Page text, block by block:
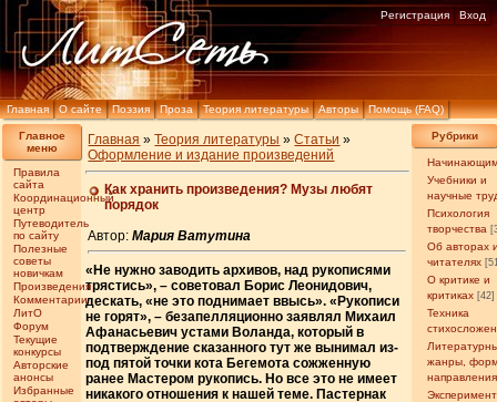
Главная О сайте Поэзия Проза Теория литературы Авторы Помощь (FAQ)
Регистрация Вход
Главное
меню
Правила
сайта
Координационный
центр
Путеводитель
по сайту
Полезные
советы
новичкам
Произведения
Комментарии
ЛитО
Форум
Текущие
конкурсы
Авторские
анонсы
Избранные
Рубрики
Учебники и
научные
Психология
творчества
Об авторах
читателях
О критике и
критиках [42]
Техника
жанры,
направления
Главная »Теория литературы »Статьи »
Оформление и издание произведений
Как хранить произведения? Музы любят
порядок
Автор:Мария Ватутина
«Не нужно заводить архивов, над рукописями
трястись», – советовал Борис Леонидович,
дескать, «не это поднимает ввысь». «Рукописи
не горят», – безапелляционно заявлял Михаил
Афанасьевич устами Воланда, который в
подтверждение сказанного тут же вынимал из-
под пятой точки кота Бегемота сожженную
ранее Мастером рукопись. Но все это не имеет
никакого отношения к нашей теме. Пастернак